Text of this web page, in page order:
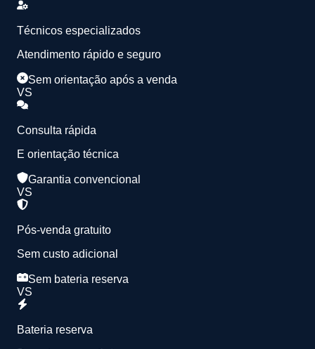
Técnicos especializados
Atendimento rápido e seguro
Sem orientação após a venda
VS
Consulta rápida
E orientação técnica
Garantia convencional
VS
Pós-venda gratuito
Sem custo adicional
Sem bateria reserva
VS
Bateria reserva